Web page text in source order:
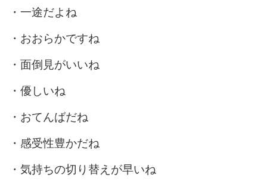
・一途だよね
・おおらかですね
・面倒見がいいね
・優しいね
・おてんばだね
・感受性豊かだね
・気持ちの切り替えが早いね